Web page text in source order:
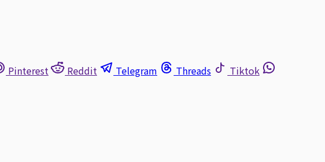
Pinterest Reddit Telegram Threads
Tiktok